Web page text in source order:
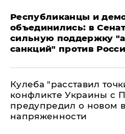
Республиканцы и
объединились: в
сильную поддержку
санкций" против
Кулеба "расставил
конфликте Украины с
предупредил о новом
напряженности